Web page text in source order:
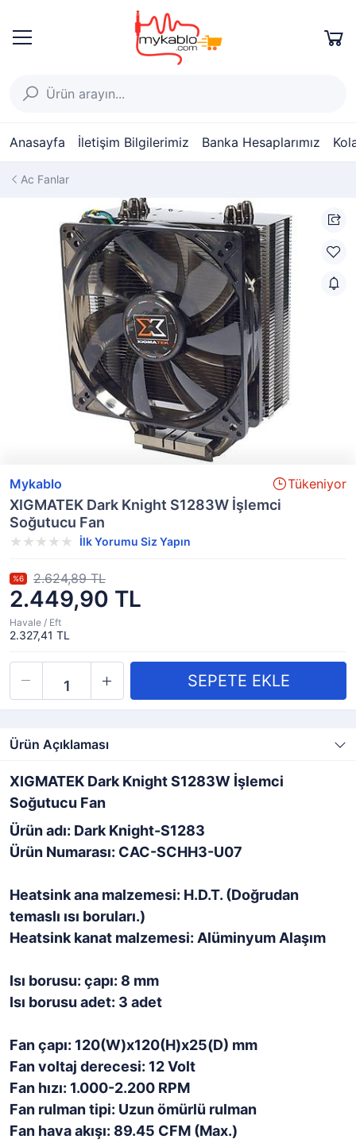
Anasayfa İletişim Bilgilerimiz Banka Hesaplarımız
Ac Fanlar
Mykablo Tükeniyor
XIGMATEK Dark Knight S1283W İşlemci
Soğutucu Fan
İlk Yorumu Siz Yapın
2.449,90 TL
%6 2.624,89 TL
Havale / Eft
2.327,41 TL
Ürün Açıklaması
XIGMATEK Dark Knight S1283W İşlemci
Soğutucu Fan
Ürün adı: Dark Knight-S1283
Ürün Numarası: CAC-SCHH3-U07
Heatsink ana malzemesi: H.D.T. (Doğrudan
temaslı ısı boruları.)
Heatsink kanat malzemesi: Alüminyum Alaşım
Isı borusu: çapı: 8 mm
Isı borusu adet: 3 adet
Fan çapı: 120(W)x120(H)x25(D) mm
Fan voltaj derecesi: 12 Volt
Fan hızı: 1.000-2.200 RPM
Fan rulman tipi: Uzun ömürlü rulman
Fan hava akışı: 89.45 CFM (Max.)